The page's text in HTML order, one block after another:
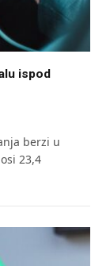
ispod
berzi u
23,4